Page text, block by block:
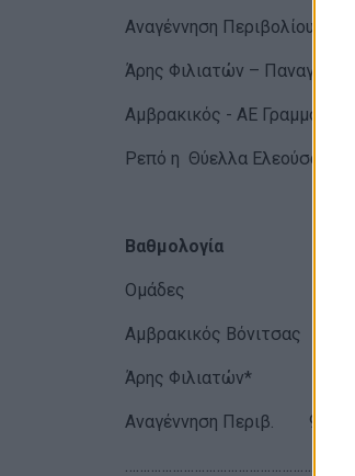
Αναγέννηση
Άρης Φιλιατών –
Αμβρακικός - AE
Ρεπό η Θύελλα Ελεούσας
Βαθμολογία
Ομάδες τερμ.
Αμβρακικός Βόνιτσας
Άρης Φιλιατών* 10-
Αναγέννηση
……………………………………………………..